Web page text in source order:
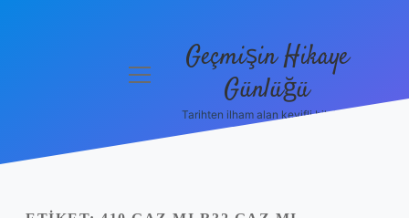
menüyü
Geçmişin Hikaye
Günlüğü
Tarihten ilham alan keyifli bilgiler!